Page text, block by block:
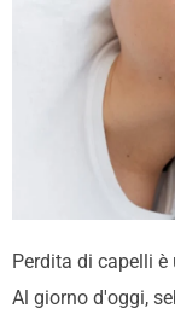
Perdita di capelli è
Al giorno d'oggi,